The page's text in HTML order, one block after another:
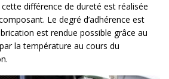
différence de dureté est réalisée
Le degré d’adhérence est
est rendue possible grâce au
la température au cours du